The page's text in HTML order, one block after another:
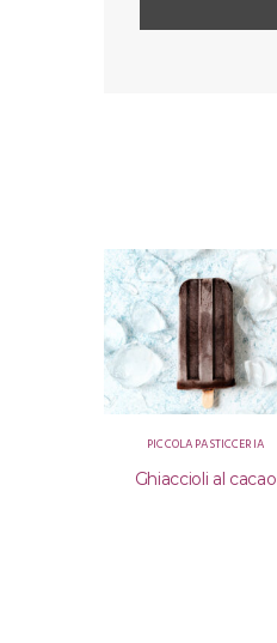
PICCOLA PASTICCERIA
Ghiaccioli al cacao